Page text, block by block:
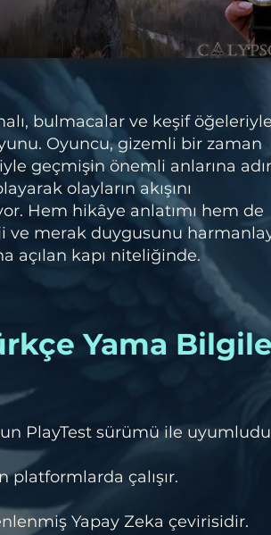
bulmacalar ve keşif öğeleriyle
Oyuncu, gizemli bir zaman
geçmişin önemli anlarına
olayların akışını
Hem hikâye anlatımı hem de
ve merak duygusunu
açılan kapı niteliğinde.
Yama
PlayTest sürümü ile
platformlarda çalışır.
Yapay Zeka çevirisidir.